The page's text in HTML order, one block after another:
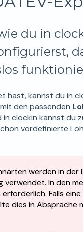
du in
hast, kannst du in
mit den passenden
in clockin kannst du
vordefinierte
werden in der
In den
Falls
dies in Absprache